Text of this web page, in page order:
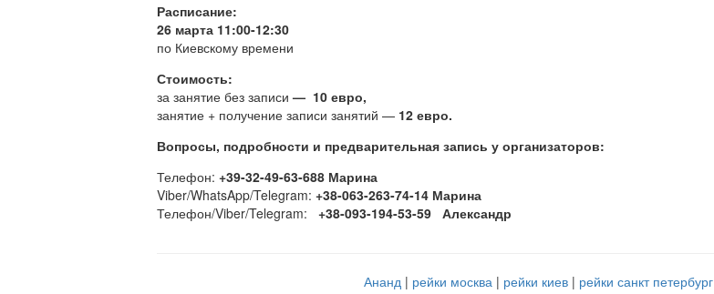
Расписание:
26 марта 11:00-12:30
по Киевскому времени
Стоимость:
за занятие без записи — 10 евро,
занятие + получение записи занятий — 12 евро.
Вопросы, подробности и предварительная запись у организаторов:
Телефон: +39-32-49-63-688 Марина
Viber/WhatsApp/Telegram: +38-063-263-74-14 Марина
Телефон/Viber/Telegram:
+38-093-194-53-59 Александр
Ананд рейки москва рейки киев рейки санкт петербург